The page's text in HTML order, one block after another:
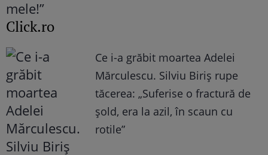
Click.ro
Ce i-a grăbit moartea Adelei
Mărculescu. Silviu Biriș rupe
tăcerea: „Suferise o fractură de
șold, era la azil, în scaun cu
rotile”